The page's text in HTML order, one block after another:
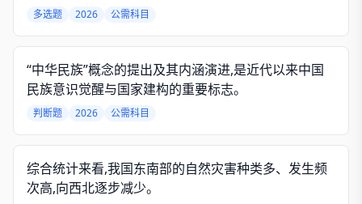
面贯彻实施宪法,维护宪法权威,协同推进()各环节改革,
神,维护社会公平正义,全面推进国家各方面工作法治
化。
多选题 2026 公需科目
“中华民族”概念的提出及其内涵演进,是近代以来中国
民族意识觉醒与国家建构的重要标志。
判断题 2026 公需科目
综合统计来看,我国东南部的自然灾害种类多、发生频
次高,向西北逐步减少。